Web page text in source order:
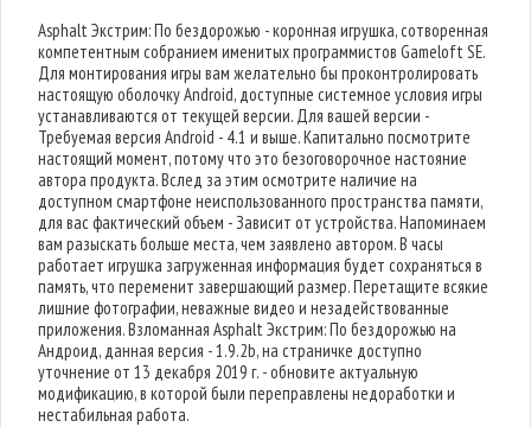
Asphalt Экстрим: По бездорожью - коронная игрушка, сотворенная
компетентным собранием именитых программистов Gameloft SE.
Для монтирования игры вам желательно бы проконтролировать
настоящую оболочку Android, доступные системное условия игры
устанавливаются от текущей версии. Для вашей версии -
Требуемая версия Android - 4.1 и выше. Капитально посмотрите
настоящий момент, потому что это безоговорочное настояние
автора продукта. Вслед за этим осмотрите наличие на
доступном смартфоне неиспользованного пространства памяти,
для вас фактический объем - Зависит от устройства. Напоминаем
вам разыскать больше места, чем заявлено автором. В часы
работает игрушка загруженная информация будет сохраняться в
память, что переменит завершающий размер. Перетащите всякие
лишние фотографии, неважные видео и незадействованные
приложения. Взломанная Asphalt Экстрим: По бездорожью на
Андроид, данная версия - 1.9.2b, на страничке доступно
уточнение от 13 декабря 2019 г. - обновите актуальную
модификацию, в которой были переправлены недоработки и
нестабильная работа.